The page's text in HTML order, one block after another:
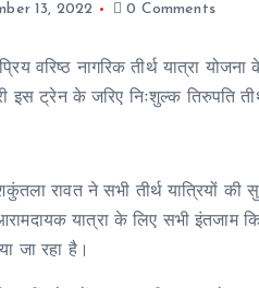
13, 2022 0 Comments
वरिष्ठ नागरिक तीर्थ यात्रा
इस ट्रेन के जरिए निःशुल्क तिरुपति
रावत ने सभी तीर्थ यात्रियों
आरामदायक यात्रा के लिए सभी
जा रहा है।